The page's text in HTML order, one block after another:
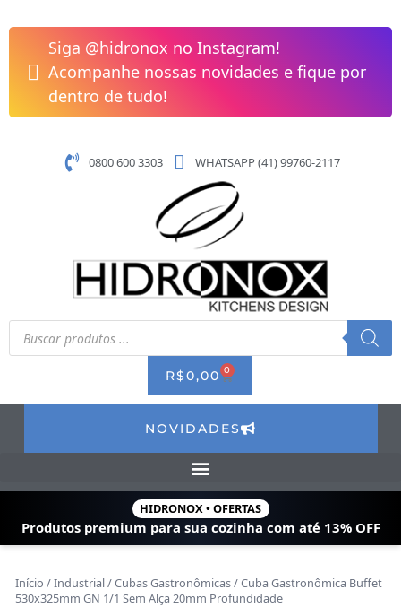
para
conteúdo
Siga @hidronox no Instagram!
Acompanhe nossas novidades e fique por
dentro de tudo!
0800 600 3303 WHATSAPP (41) 99760-2117
Pesquisar
produtos
R$0,00 0 CART
NOVIDADES
HIDRONOX • OFERTAS
Produtos premium para sua cozinha com até 13% OFF
Início /Industrial/Cubas Gastronômicas/ Cuba Gastronômica Buffet
530x325mm GN 1/1 Sem Alça 20mm Profundidade
Gastronômica
Buffet
530x325mm
GN
1/1
Alça